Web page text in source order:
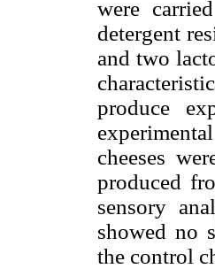
were
detergent
and two
produce
cheeses
produced
sensory
showed no
the control